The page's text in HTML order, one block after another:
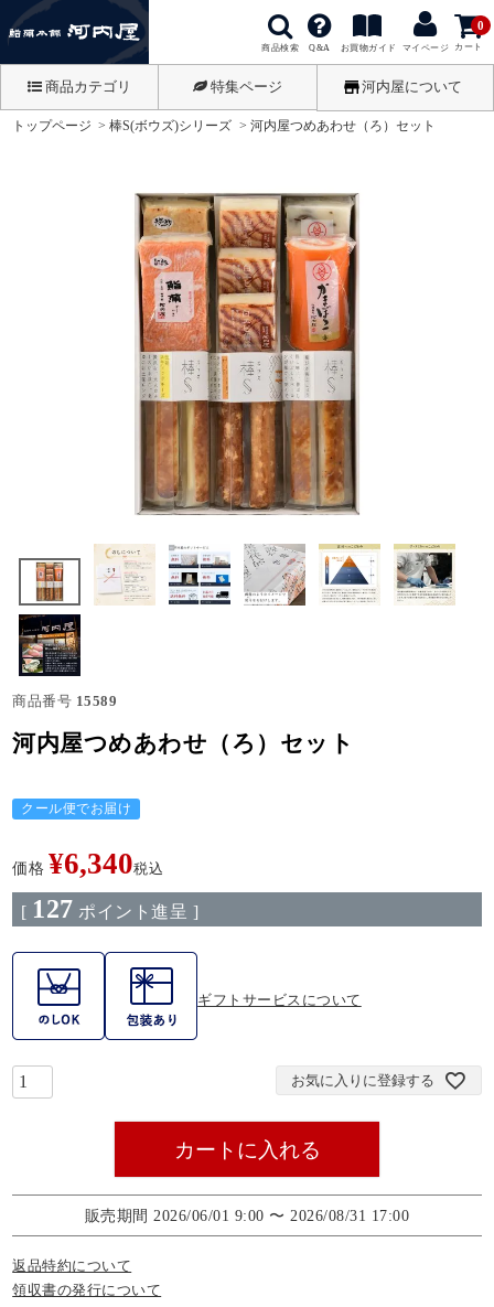
商品検索 Q&A お買物ガイド マイページ カート
0
商品カテゴリ 特集ページ 河内屋について
トップページ 棒S(ボウズ)シリーズ 河内屋つめあわせ（ろ）セット
商品番号 15589
河内屋つめあわせ（ろ）セット
クール便でお届け
価格 ¥6,340税込
[ 127 ポイント進呈 ]
ギフトサービスについて
お気に入りに登録する
カートに入れる
販売期間 2026/06/01 9:00 〜 2026/08/31 17:00
返品特約について
領収書の発行について